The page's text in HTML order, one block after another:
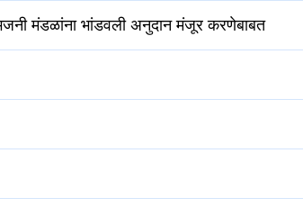
मंडळांना भांडवली अनुदान मंजूर करणेबाबत